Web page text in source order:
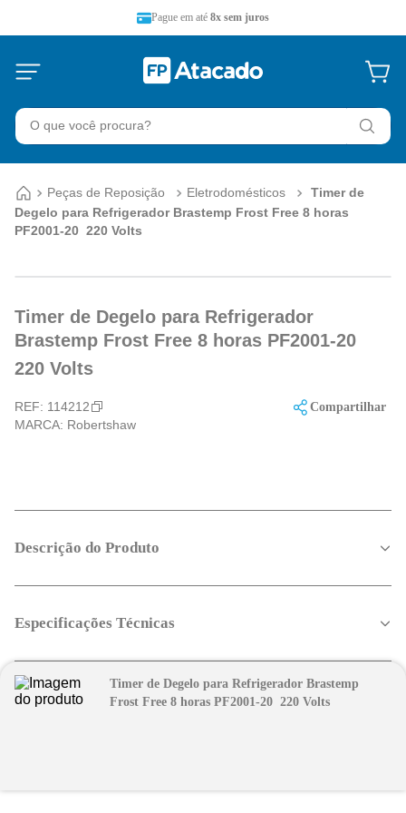
Pague em até 8x sem juros
O que você procura?
Peças de Reposição Eletrodomésticos
Timer de
Degelo para Refrigerador Brastemp Frost Free 8 horas
PF2001-20  220 Volts
Timer de Degelo para Refrigerador
Brastemp Frost Free 8 horas PF2001-20 
220 Volts
REF: 114212
MARCA: Robertshaw
Compartilhar
Descrição do Produto
Especificações Técnicas
Timer de Degelo para Refrigerador Brastemp
Frost Free 8 horas PF2001-20  220 Volts